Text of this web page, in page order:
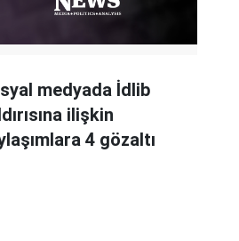
medyada İdlib
ilişkin
4 gözaltı